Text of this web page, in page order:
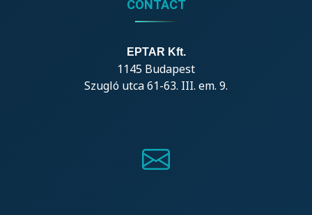
CONTACT
EPTAR Kft.
1145 Budapest
Szugló utca 61-63. III. em. 9.